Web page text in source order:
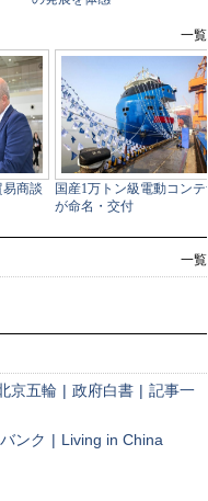
一覧
京五輪 | 政府白書 | 記事一
ンク | Living in China